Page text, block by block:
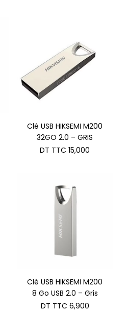
Clé USB HIKSEMI M200
32GO 2.0 – GRIS
DT TTC 15,000
Clé USB HIKSEMI M200
8 Go USB 2.0 – Gris
DT TTC 6,900